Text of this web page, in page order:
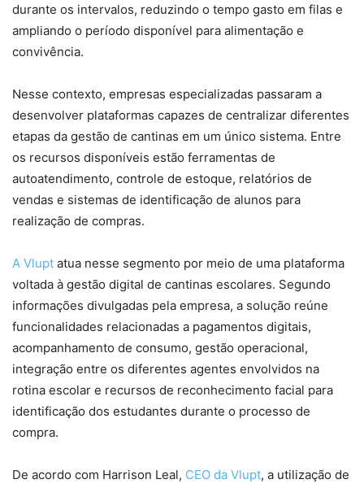
durante os intervalos, reduzindo o tempo gasto em filas e
ampliando o período disponível para alimentação e
convivência.
Nesse contexto, empresas especializadas passaram a
desenvolver plataformas capazes de centralizar diferentes
etapas da gestão de cantinas em um único sistema. Entre
os recursos disponíveis estão ferramentas de
autoatendimento, controle de estoque, relatórios de
vendas e sistemas de identificação de alunos para
realização de compras.
A Vlupt atua nesse segmento por meio de uma plataforma
voltada à gestão digital de cantinas escolares. Segundo
informações divulgadas pela empresa, a solução reúne
funcionalidades relacionadas a pagamentos digitais,
acompanhamento de consumo, gestão operacional,
integração entre os diferentes agentes envolvidos na
rotina escolar e recursos de reconhecimento facial para
identificação dos estudantes durante o processo de
compra.
De acordo com Harrison Leal, CEO da Vlupt, a utilização de